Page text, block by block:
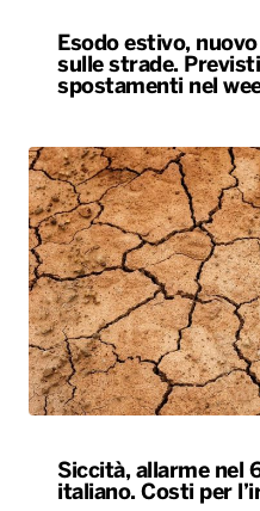
Esodo estivo,
sulle strade.
spostamenti nel
Siccità, allarme nel
italiano. Costi per